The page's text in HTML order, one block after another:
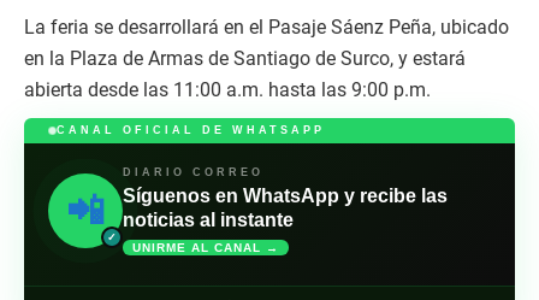
La feria se desarrollará en el Pasaje Sáenz Peña, ubicado
en la Plaza de Armas de Santiago de Surco, y estará
abierta desde las 11:00 a.m. hasta las 9:00 p.m.
CANAL OFICIAL DE WHATSAPP
📲
✓
DIARIO CORREO
Síguenos en WhatsApp y recibe las
noticias al instante
UNIRME AL CANAL →